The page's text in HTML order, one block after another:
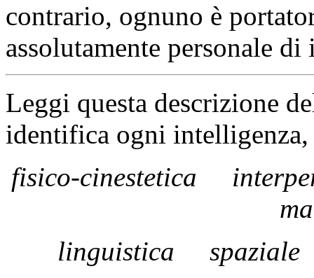
contrario, ognuno è
assolutamente personale
Leggi questa descrizione
identifica ogni intelligenza,
fisico-cinestetica
linguistica
spaziale